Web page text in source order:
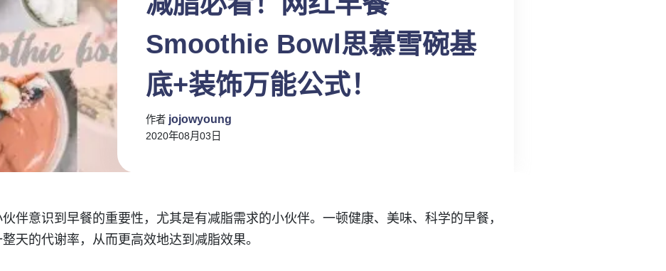
Smoothie Bowl思慕雪碗基
底+装饰万能公式！
作者 jojowyoung
2020年08月03日
伴意识到早餐的重要性，尤其是有减脂需求的小伙伴。一顿健康、美味、科学的早餐，
天的代谢率，从而更高效地达到减脂效果。